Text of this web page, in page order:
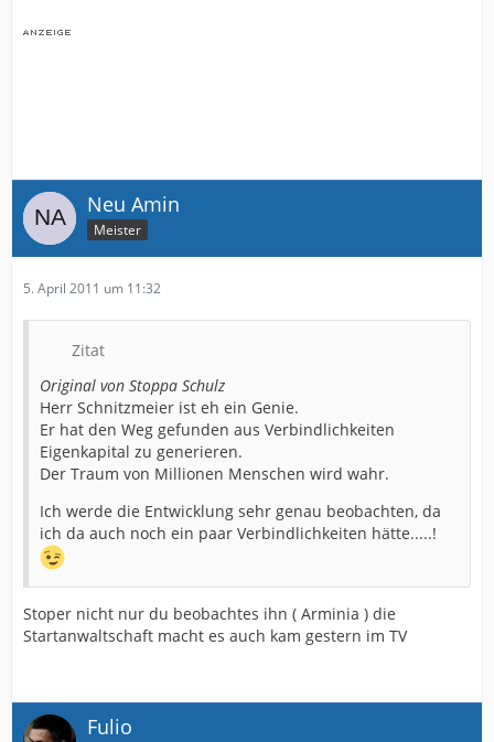
Neu Amin
Meister
5. April 2011 um 11:32
Zitat
Original von Stoppa Schulz
Herr Schnitzmeier ist eh ein Genie.
Er hat den Weg gefunden aus Verbindlichkeiten
Eigenkapital zu generieren.
Der Traum von Millionen Menschen wird wahr.
Ich werde die Entwicklung sehr genau beobachten, da
ich da auch noch ein paar Verbindlichkeiten hätte.....!
Stoper nicht nur du beobachtes ihn ( Arminia ) die
Startanwaltschaft macht es auch kam gestern im TV
Fulio